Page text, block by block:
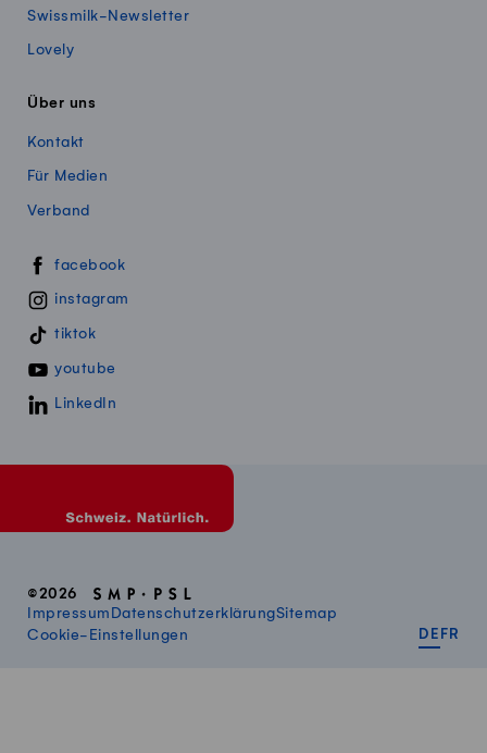
Swissmilk-Newsletter
Lovely
Über uns
Kontakt
Für Medien
Verband
Swissmillk auf Social Media
facebook
instagram
tiktok
youtube
LinkedIn
©2026
Impressum DatenschutzerklärungSitemap
Cookie-Einstellungen
DE FR